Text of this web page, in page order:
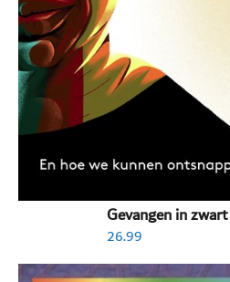
Gevangen in
26.99